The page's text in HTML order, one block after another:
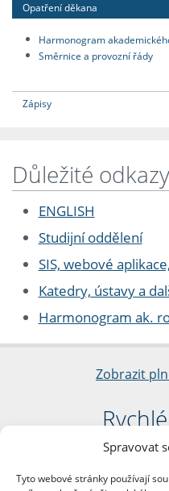
Spravovat
Tyto webové stránky používají
Opatření děkana
Harmonogram
Směrnice a provozní řády
Zápisy
Důležité odkazy
ENGLISH
Studijní oddělení
SIS, webové
Katedry, ústavy a
Harmonogram ak.
Zobrazit
nám.